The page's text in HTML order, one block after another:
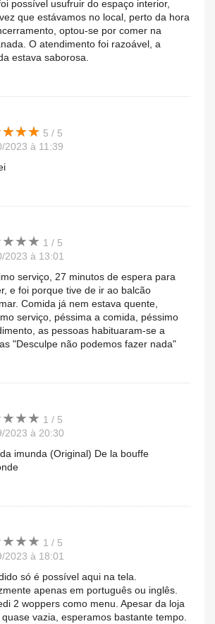
possível usufruir do espaço interior,
que estávamos no local, perto da hora
optou-se por comer na
O atendimento foi razoável, a
estava saborosa.
★★★
★★★ 5 / 5
2023 à 11:39
★★★
★★★ 1 / 5
2023 à 13:01
serviço, 27 minutos de espera para
e foi porque tive de ir ao balcão
Comida já nem estava quente,
serviço, péssima a comida, péssimo
as pessoas habituaram-se a
"Desculpe não podemos fazer nada"
★★★
★★★ 1 / 5
2023 à 20:30
imunda (Original) De la bouffe
★★★
★★★ 1 / 5
2023 à 18:01
só é possível aqui na tela.
apenas em português ou inglês.
2 woppers como menu. Apesar da loja
vazia, esperamos bastante tempo.